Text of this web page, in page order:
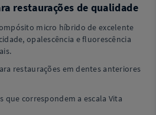
restaurações de qualidade
micro híbrido de excelente
opalescência e fluorescência
restaurações em dentes anteriores
que correspondem a escala Vita